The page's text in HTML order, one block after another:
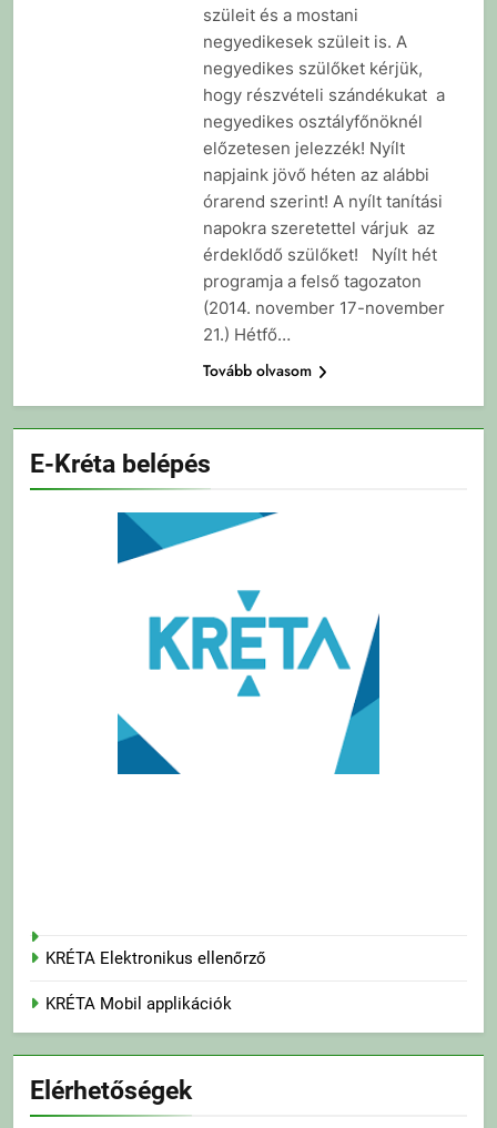
szüleit és a mostani
negyedikesek szüleit is. A
negyedikes szülőket kérjük,
hogy részvételi szándékukat a
negyedikes osztályfőnöknél
előzetesen jelezzék! Nyílt
napjaink jövő héten az alábbi
órarend szerint! A nyílt tanítási
napokra szeretettel várjuk az
érdeklődő szülőket! Nyílt hét
programja a felső tagozaton
(2014. november 17-november
21.) Hétfő…
Tovább olvasom
E-Kréta belépés
KRÉTA Elektronikus ellenőrző
KRÉTA Mobil applikációk
Elérhetőségek